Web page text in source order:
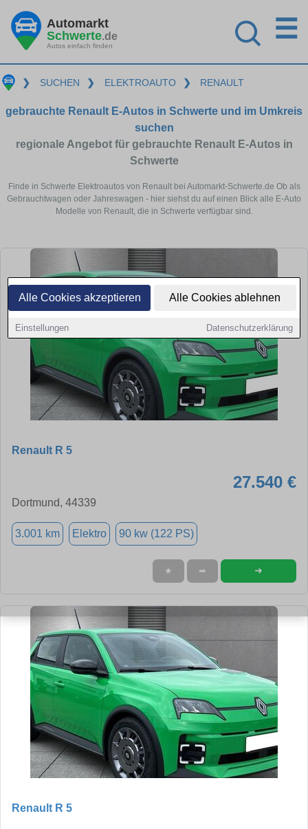
Alle Cookies akzeptieren Alle Cookies ablehnen
Einstellungen Datenschutzerklärung
Automarkt
Schwerte.de
Autos einfach finden
☰
❯ SUCHEN ❯ ELEKTROAUTO ❯ RENAULT
gebrauchte Renault E-Autos in Schwerte und im Umkreis
suchen
regionale Angebot für gebrauchte Renault E-Autos in
Schwerte
Finde in Schwerte Elektroautos von Renault bei Automarkt-Schwerte.de Ob als
Gebrauchtwagen oder Jahreswagen - hier siehst du auf einen Blick alle E-Auto
Modelle von Renault, die in Schwerte verfügbar sind.
Renault R 5
27.540 €
Dortmund, 44339
3.001 km Elektro 90 kw (122 PS)
★ ➦ ➜
Renault R 5